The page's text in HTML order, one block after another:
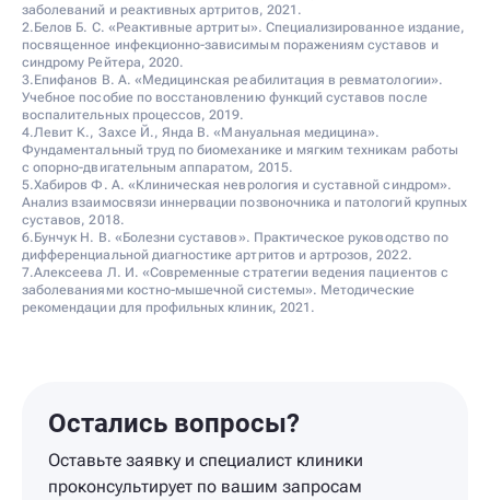
заболеваний и реактивных артритов, 2021.
2.Белов Б. С. «Реактивные артриты». Специализированное издание,
посвященное инфекционно-зависимым поражениям суставов и
синдрому Рейтера, 2020.
3.Епифанов В. А. «Медицинская реабилитация в ревматологии».
Учебное пособие по восстановлению функций суставов после
воспалительных процессов, 2019.
4.Левит К., Захсе Й., Янда В. «Мануальная медицина».
Фундаментальный труд по биомеханике и мягким техникам работы
с опорно-двигательным аппаратом, 2015.
5.Хабиров Ф. А. «Клиническая неврология и суставной синдром».
Анализ взаимосвязи иннервации позвоночника и патологий крупных
суставов, 2018.
6.Бунчук Н. В. «Болезни суставов». Практическое руководство по
дифференциальной диагностике артритов и артрозов, 2022.
7.Алексеева Л. И. «Современные стратегии ведения пациентов с
заболеваниями костно-мышечной системы». Методические
рекомендации для профильных клиник, 2021.
Остались вопросы?
Оставьте заявку и специалист клиники
проконсультирует по вашим запросам